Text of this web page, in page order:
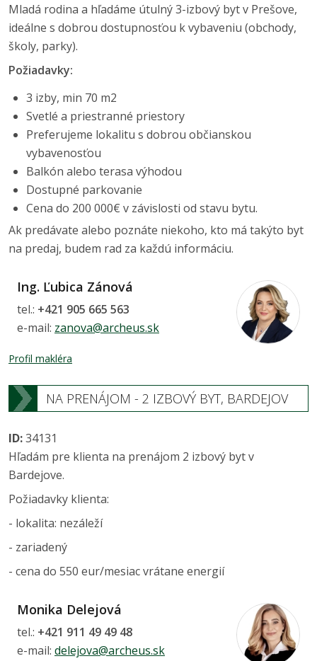
Mladá rodina a hľadáme útulný 3-izbový byt v Prešove,
ideálne s dobrou dostupnosťou k vybaveniu (obchody,
školy, parky).
Požiadavky:
3 izby, min 70 m2
Svetlé a priestranné priestory
Preferujeme lokalitu s dobrou občianskou
vybavenosťou
Balkón alebo terasa výhodou
Dostupné parkovanie
Cena do 200 000€ v závislosti od stavu bytu.
Ak predávate alebo poznáte niekoho, kto má takýto byt
na predaj, budem rad za každú informáciu.
Ing. Ľubica Zánová
tel.: +421 905 665 563
e-mail: zanova@archeus.sk
Profil makléra
NA PRENÁJOM - 2 IZBOVÝ BYT, BARDEJOV
ID:34131
Hľadám pre klienta na prenájom 2 izbový byt v
Bardejove.
Požiadavky klienta:
- lokalita: nezáleží
- zariadený
- cena do 550 eur/mesiac vrátane energií
Monika Delejová
tel.: +421 911 49 49 48
e-mail: delejova@archeus.sk